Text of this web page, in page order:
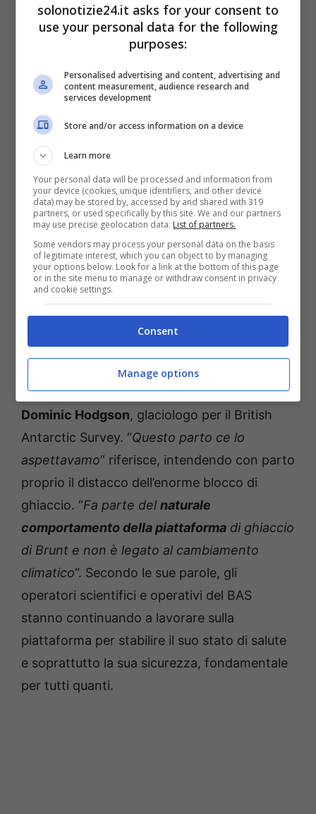
dell’Antartide.
A parlare di questo distacco èil professor
Dominic Hodgson, glaciologo per il British
Antarctic Survey. “Questo parto ce lo
aspettavamo” riferisce, intendendo con parto
proprio il distacco dell’enorme blocco di
ghiaccio. “Fa parte del naturale
comportamento della piattaforma di ghiaccio
di Brunt e non è legato al cambiamento
climatico“. Secondo le sue parole, gli
operatori scientifici e operativi del BAS
stanno continuando a lavorare sulla
piattaforma per stabilire il suo stato di salute
e soprattutto la sua sicurezza, fondamentale
per tutti quanti.
solonotizie24.it asks for your consent to
use your personal data for the following
purposes:
Personalised advertising and content, advertising and
content measurement, audience research and
services development
Store and/or access information on a device
Learn more
Your personal data will be processed and information from
your device (cookies, unique identifiers, and other device
data) may be stored by, accessed by and shared with 319
partners, or used specifically by this site. We and our partners
may use precise geolocation data. List of partners.
Some vendors may process your personal data on the basis
of legitimate interest, which you can object to by managing
your options below. Look for a link at the bottom of this page
or in the site menu to manage or withdraw consent in privacy
and cookie settings.
Consent
Manage options